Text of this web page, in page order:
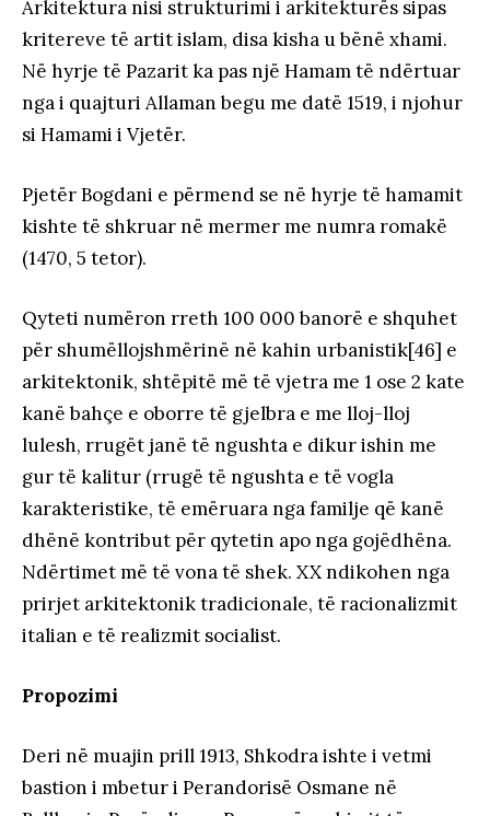
Arkitektura nisi strukturimi i arkitekturës sipas
kritereve të artit islam, disa kisha u bënë xhami.
Në hyrje të Pazarit ka pas një Hamam të ndërtuar
nga i quajturi Allaman begu me datë 1519, i njohur
si Hamami i Vjetër.
Pjetër Bogdani e përmend se në hyrje të hamamit
kishte të shkruar në mermer me numra romakë
(1470, 5 tetor).
Qyteti numëron rreth 100 000 banorë e shquhet
për shumëllojshmërinë në kahin urbanistik[46] e
arkitektonik, shtëpitë më të vjetra me 1 ose 2 kate
kanë bahçe e oborre të gjelbra e me lloj-lloj
lulesh, rrugët janë të ngushta e dikur ishin me
gur të kalitur (rrugë të ngushta e të vogla
karakteristike, të emëruara nga familje që kanë
dhënë kontribut për qytetin apo nga gojëdhëna.
Ndërtimet më të vona të shek. XX ndikohen nga
prirjet arkitektonik tradicionale, të racionalizmit
italian e të realizmit socialist.
Propozimi
Deri në muajin prill 1913, Shkodra ishte i vetmi
bastion i mbetur i Perandorisë Osmane në